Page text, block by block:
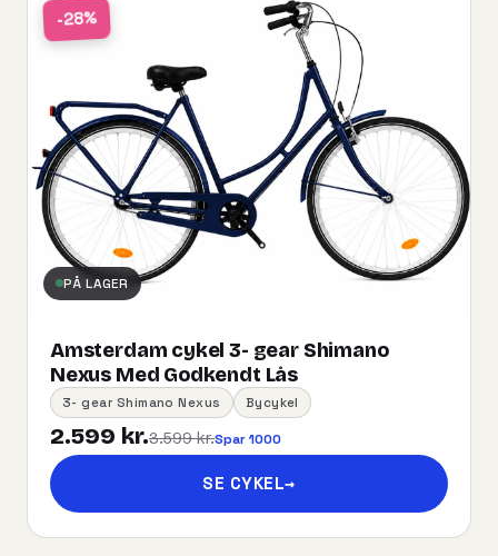
-28%
PÅ LAGER
Amsterdam cykel 3- gear Shimano
Nexus Med Godkendt Lås
3- gear Shimano Nexus Bycykel
2.599 kr.3.599 kr.Spar 1000
SE CYKEL→